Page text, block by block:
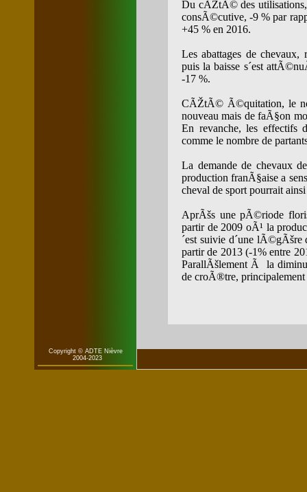
Copyright © ADTE Nièvre
2004-2023
Du cÃŽtÃ© des utilisations,
consÃ©cutive, -9 % par
+45 % en 2016.
Les abattages de
puis la baisse s´est
-17 %.
CÃŽtÃ© Ã©quitation, le
nouveau mais de faÃ§on
En revanche, les effectifs
comme le nombre de
La demande de chevaux
production franÃ§aise a
cheval de sport pourrait
AprÃšs une pÃ©riode
partir de 2009 oÃ¹ la
´est suivie d´une
partir de 2013 (-1% entre
ParallÃšlement Ã la
de croÃ®tre, principalement